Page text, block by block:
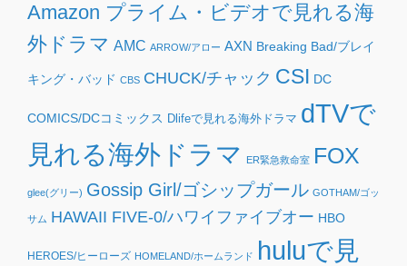
Amazon プライム・ビデオで見れる海
外ドラマ AMC ARROW/アロー AXN Breaking Bad/ブレイ
キング・バッド CBS CHUCK/チャック CSI DC
COMICS/DCコミックス Dlifeで見れる海外ドラマ dTVで
見れる海外ドラマ
ER緊急救命室 FOX
glee(グリー) Gossip Girl/ゴシップガール GOTHAM/ゴッ
サム HAWAII FIVE-0/ハワイファイブオー HBO
HEROES/ヒーローズ HOMELAND/ホームランド huluで見